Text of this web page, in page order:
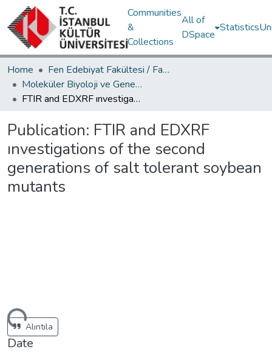
Communities
&
Collections
All of
DSpace
Statistics
Home
Fen Edebiyat Fakültesi / Faculty of Letters and Sciences
Moleküler Biyoloji ve Genetik Bölümü / Department of Molecular Biology and Genetics
FTIR and EDXRF ınvestigations of the second generations of salt tolerant soybean mutants
Publication: FTIR and EDXRF
ınvestigations of the second
generations of salt tolerant soybean
mutants
Alıntıla
Date